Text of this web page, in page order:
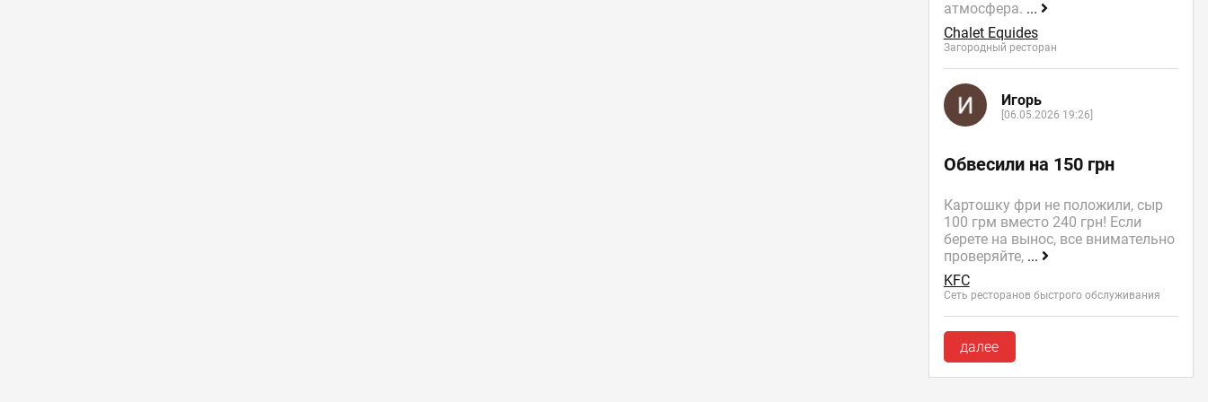
атмосфера. ...
Chalet Equides
Загородный ресторан
Игорь
[06.05.2026 19:26]
Обвесили на 150 грн
Картошку фри не положили, сыр
100 грм вместо 240 грн! Если
берете на вынос, все внимательно
проверяйте, ...
KFC
Сеть ресторанов быстрого обслуживания
далее